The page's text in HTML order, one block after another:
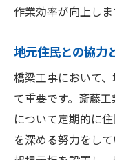
作業効率が向上しま
地元住民との協力
橋梁工事において
て重要です。斎藤
について定期的に
を深める努力をし